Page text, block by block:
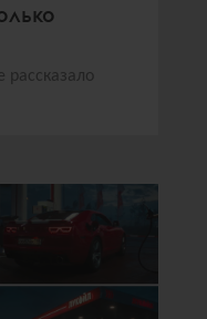
рассказало